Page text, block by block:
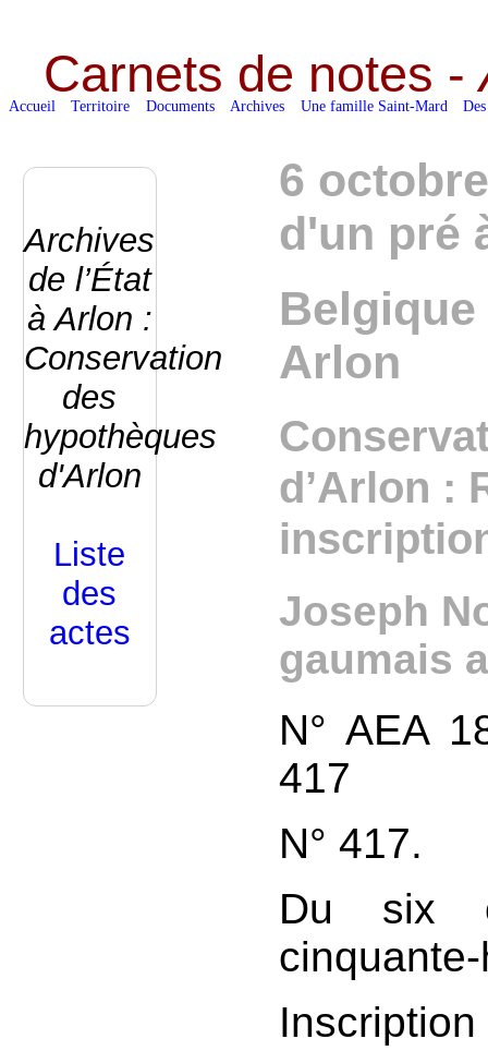
Carnets de notes -
Accueil Territoire Documents Archives Une famille Saint-Mard
6
d'un pré
Belgique
Arlon
d’Arlon :
Joseph
gaumais
N° AEA
417
N° 417.
Du six
Inscription
Archives
de l’État
à Arlon :
Conservation
des
hypothèques
d'Arlon
Liste
des
actes